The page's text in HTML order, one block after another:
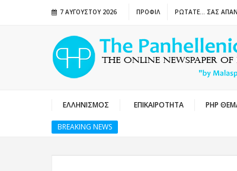
7 ΑΥΓΟΎΣΤΟΥ 2026 ΠΡΟΦΙΛ ΡΩΤΑΤΕ… ΣΑΣ
ΕΛΛΗΝΙΣΜΟΣ ΕΠΙΚΑΙΡΟΤΗΤΑ PHP
BREAKING NEWS